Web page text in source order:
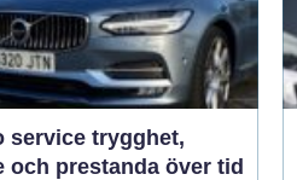
trygghet,
och prestanda över tid